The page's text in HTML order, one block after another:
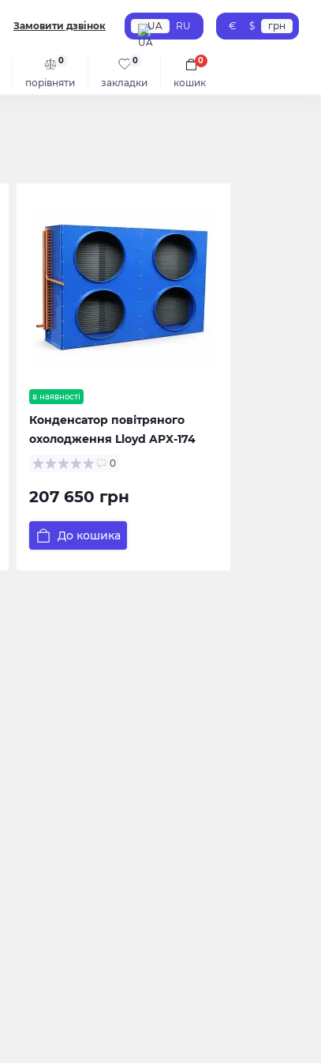
Замовити дзвінок UA RU € $ грн
порівняти
0
закладки
0
кошик
0
в наявності
Конденсатор повітряного
охолодження Lloyd APX-174
0
207 650 грн
До кошика